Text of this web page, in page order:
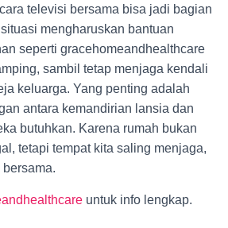
televisi bersama bisa jadi bagian
mengharuskan bantuan
seperti gracehomeandhealthcare
sambil tetap menjaga kendali
keluarga. Yang penting adalah
antara kemandirian lansia dan
butuhkan. Karena rumah bukan
tetapi tempat kita saling menjaga,
untuk info lengkap.